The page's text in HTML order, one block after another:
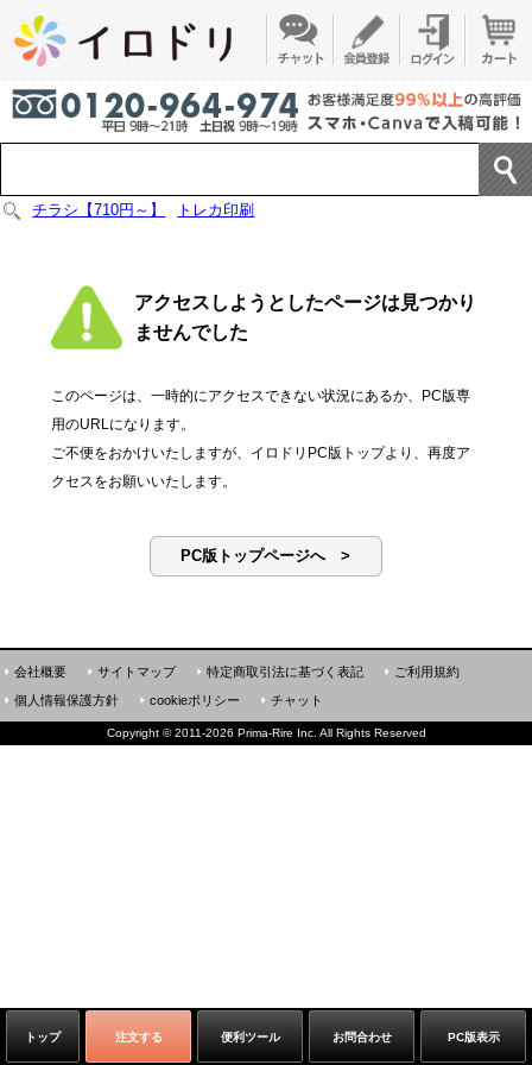
チラシ【710円～】 トレカ印刷
アクセスしようとしたページは見つかり
ませんでした
このページは、一時的にアクセスできない状況にあるか、PC版専
用のURLになります。
ご不便をおかけいたしますが、イロドリPC版トップより、再度ア
クセスをお願いいたします。
PC版トップページへ >
トップ 注文する 便利ツール お問合わせ PC版表示
会社概要 サイトマップ 特定商取引法に基づく表記
ご利用規約
個人情報保護方針
cookieポリシー チャット
Copyright ©2011-2026 Prima-Rire Inc. All Rights Reserved